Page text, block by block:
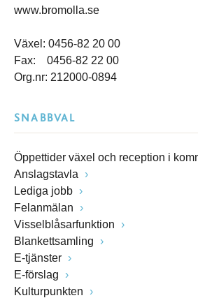
www.bromolla.se
Växel: 0456-82 20 00
Fax: 0456-82 22 00
Org.nr: 212000-0894
SNABBVAL
Öppettider växel och reception i
Anslagstavla
Lediga jobb
Felanmälan
Visselblåsarfunktion
Blankettsamling
E-tjänster
E-förslag
Kulturpunkten